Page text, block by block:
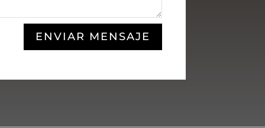
ENVIAR MENSAJE